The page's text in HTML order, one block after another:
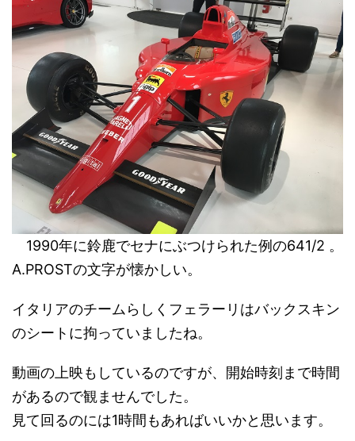
1990年に鈴鹿でセナにぶつけられた例の641/2 。
A.PROSTの文字が懐かしい。
イタリアのチームらしくフェラーリはバックスキン
のシートに拘っていましたね。
動画の上映もしているのですが、開始時刻まで時間
があるので観ませんでした。
見て回るのには1時間もあればいいかと思います。